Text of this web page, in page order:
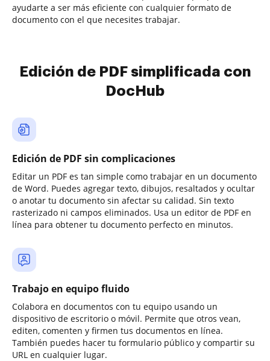
ayudarte a ser más eficiente con cualquier formato de
documento con el que necesites trabajar.
Edición de PDF simplificada con
DocHub
Edición de PDF sin complicaciones
Editar un PDF es tan simple como trabajar en un documento
de Word. Puedes agregar texto, dibujos, resaltados y ocultar
o anotar tu documento sin afectar su calidad. Sin texto
rasterizado ni campos eliminados. Usa un editor de PDF en
línea para obtener tu documento perfecto en minutos.
Trabajo en equipo fluido
Colabora en documentos con tu equipo usando un
dispositivo de escritorio o móvil. Permite que otros vean,
editen, comenten y firmen tus documentos en línea.
También puedes hacer tu formulario público y compartir su
URL en cualquier lugar.